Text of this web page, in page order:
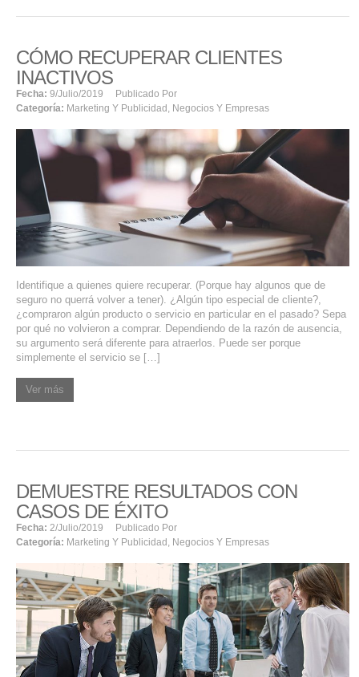
CÓMO RECUPERAR CLIENTES
INACTIVOS
Fecha: 9/julio/2019
Publicado Por
Categoría: Marketing Y Publicidad Negocios Y Empresas
Identifique a quienes quiere recuperar. (Porque hay algunos que de
seguro no querrá volver a tener). ¿Algún tipo especial de cliente?,
¿compraron algún producto o servicio en particular en el pasado? Sepa
por qué no volvieron a comprar. Dependiendo de la razón de ausencia,
su argumento será diferente para atraerlos. Puede ser porque
simplemente el servicio se […]
Ver más
DEMUESTRE RESULTADOS CON
CASOS DE ÉXITO
Fecha: 2/julio/2019
Publicado Por
Categoría: Marketing Y Publicidad , Negocios Y Empresas